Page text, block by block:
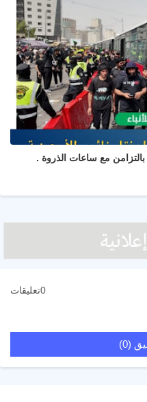
بالتزامن مع ساعات الذروة .
0تعليقات
(0)